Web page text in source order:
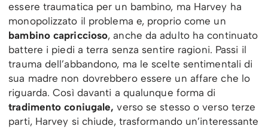
essere traumatica per un bambino, ma Harvey ha
monopolizzato il problema e, proprio come un
bambino capriccioso, anche da adulto ha continuato
battere i piedi a terra senza sentire ragioni. Passi il
trauma dell’abbandono, ma le scelte sentimentali di
sua madre non dovrebbero essere un affare che lo
riguarda. Così davanti a qualunque forma di
tradimento coniugale,verso se stesso o verso terze
parti, Harvey si chiude, trasformando un’interessante